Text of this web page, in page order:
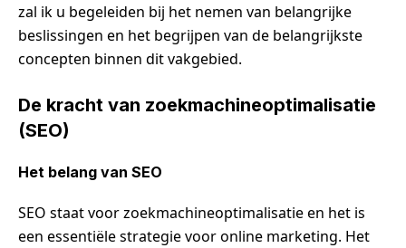
zal ik u begeleiden bij het nemen van belangrijke
beslissingen en het begrijpen van de belangrijkste
concepten binnen dit vakgebied.
De kracht van zoekmachineoptimalisatie
(SEO)
Het belang van SEO
SEO staat voor zoekmachineoptimalisatie en het is
een essentiële strategie voor online marketing. Het